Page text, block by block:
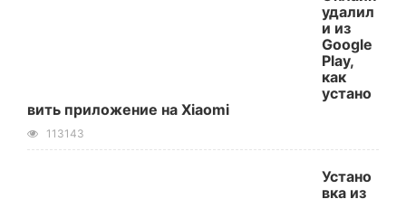
удалил
и из
Google
Play,
как
устано
вить приложение на Xiaomi
113143
Устано
вка из